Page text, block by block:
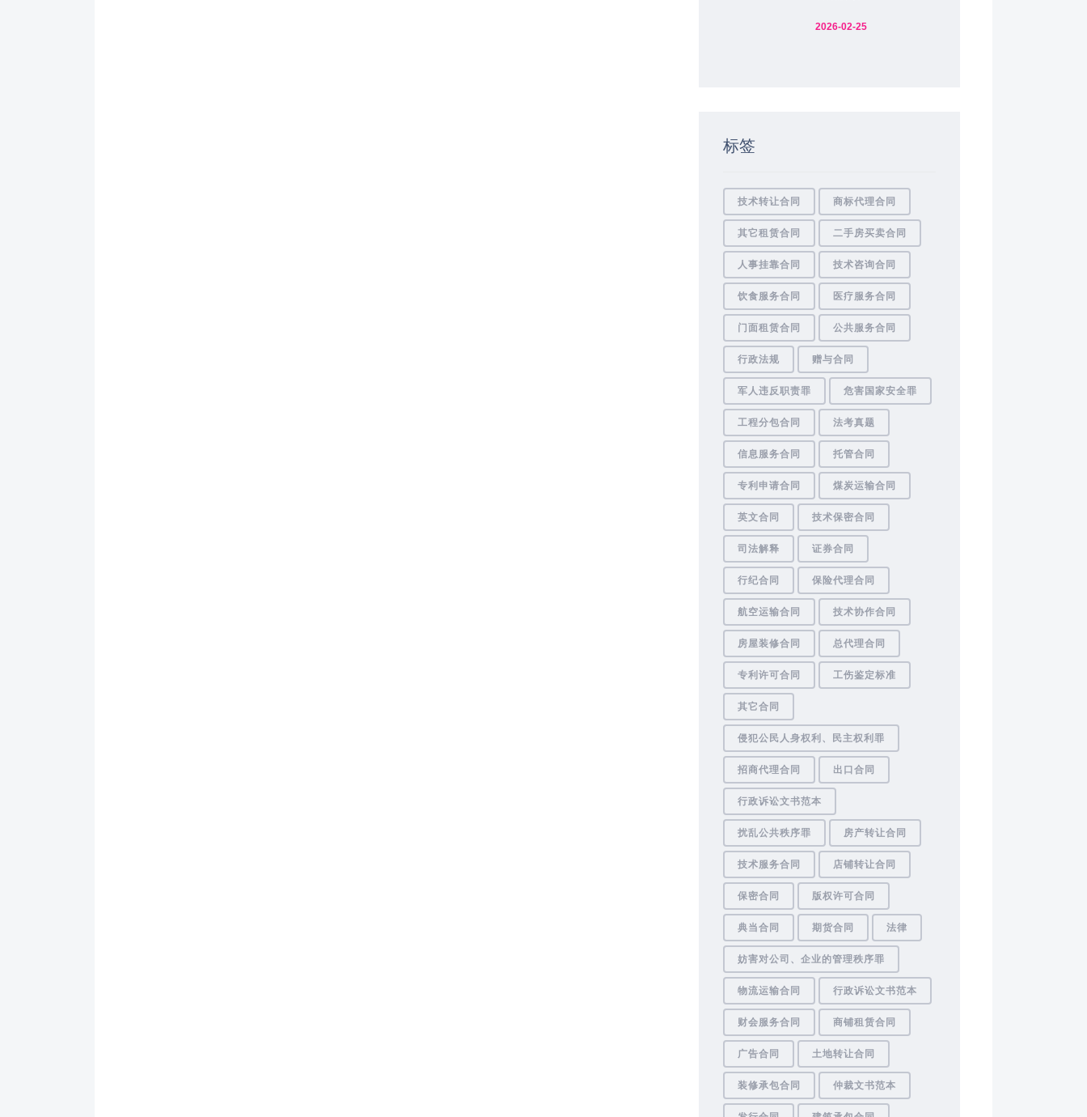
2026-02-25
标签
技术转让合同 商标代理合同
其它租赁合同 二手房买卖合同
人事挂靠合同 技术咨询合同
饮食服务合同 医疗服务合同
门面租赁合同 公共服务合同
行政法规 赠与合同
军人违反职责罪 危害国家安全罪
工程分包合同 法考真题
信息服务合同 托管合同
专利申请合同 煤炭运输合同
英文合同 技术保密合同
司法解释 证券合同
行纪合同 保险代理合同
航空运输合同 技术协作合同
房屋装修合同 总代理合同
专利许可合同 工伤鉴定标准
其它合同
侵犯公民人身权利、民主权利罪
招商代理合同 出口合同
行政诉讼文书范本
扰乱公共秩序罪 房产转让合同
技术服务合同 店铺转让合同
保密合同 版权许可合同
典当合同 期货合同 法律
妨害对公司、企业的管理秩序罪
物流运输合同 行政诉讼文书范本
财会服务合同 商铺租赁合同
广告合同 土地转让合同
装修承包合同 仲裁文书范本